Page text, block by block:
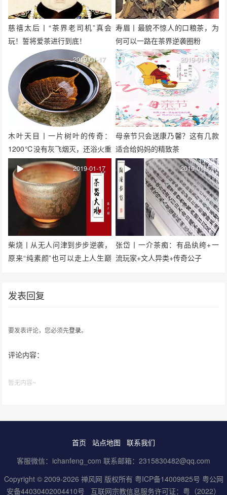
慈禧太后丨“茶界老司机”真会
玩！誓将爱茶进行到底！
寿眉丨最貌不惊人的口粮茶，为
何可以一路在茶界逆袭圈粉
木叶天目丨一片树叶的传奇：
1200℃没有灰飞烟灭，还浴火重
生了！
2019-01-17
母亲节只会送康乃馨？这有几款
适合给妈妈的精致茶
2019-01-17
柴烧丨从无人问津到步步逆袭，
原来“纯素颜”也可以走上人生巅
2019-01-17
张岱丨一介茶痴：有品纨绔+一
流玩家+文人异类+传奇公子
2019-01-17
发表回复
要发表评论，您必须先登录。
评论内容：
暂无内容~
首页 站点地图
联系我们
客服微信：ichanfeng_com 联系邮箱：2315830482@qq.com
Copyright © 2009-2026 禅风网 版权所有 粤ICP备14009825号 粤公网
安备44030402004410号
互联网宗教信息服务许可证：粤（2022）